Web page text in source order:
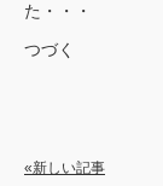
た・・・
つづく
«新しい記事